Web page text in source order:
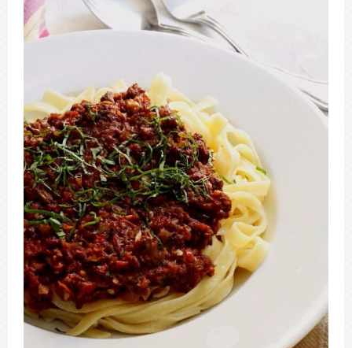
פסטה בולונז יאמי יאמי =]=] צילום: נטע ליבנה
מתכון לפסטה ברוטב בולונז